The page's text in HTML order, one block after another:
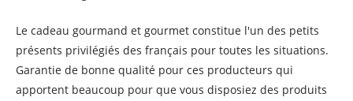
Le cadeau gourmand et gourmet constitue l'un des petits
présents privilégiés des français pour toutes les situations.
Garantie de bonne qualité pour ces producteurs qui
apportent beaucoup pour que vous disposiez des produits